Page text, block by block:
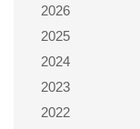
2026
2025
2024
2023
2022